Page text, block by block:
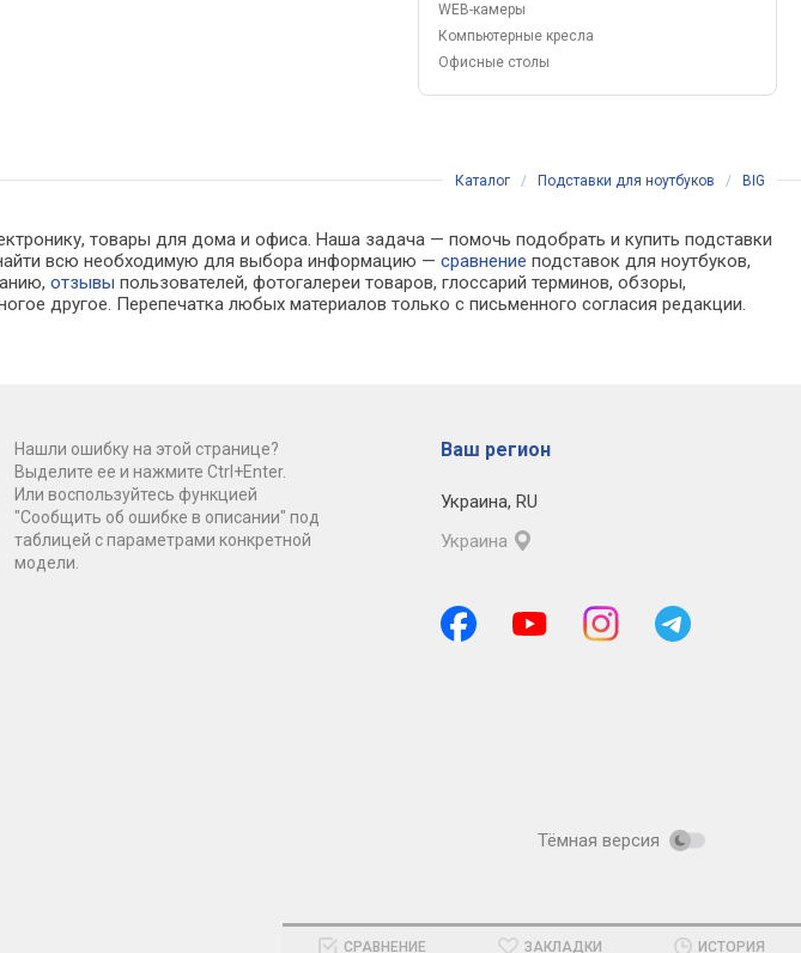
WEB-камеры
Компьютерные кресла
Офисные столы
Каталог / Подставки для ноутбуков / BIG
товары для дома и офиса. Наша задача — помочь подобрать и купить подставки
найти всю необходимую для выбора информацию —сравнение подставок для ноутбуков,
отзывы пользователей, фотогалереи товаров, глоссарий терминов, обзоры,
другое. Перепечатка любых материалов только с письменного согласия редакции.
Нашли ошибку на этой странице?
Выделите ее и нажмите Ctrl+Enter.
Или воспользуйтесь функцией
"Сообщить об ошибке в описании" под
таблицей с параметрами конкретной
модели.
Ваш регион
Украина, RU
Украина
Тёмная версия
СРАВНЕНИЕ ЗАКЛАДКИ ИСТОРИЯ